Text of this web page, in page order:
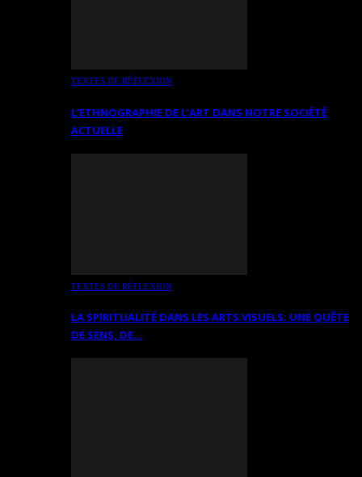
TEXTES DE RÉFLEXION
L’ETHNOGRAPHIE DE L’ART DANS NOTRE SOCIÉTÉ
ACTUELLE
TEXTES DE RÉFLEXION
LA SPIRITUALITÉ DANS LES ARTS VISUELS: UNE QUÊTE
DE SENS, DE…